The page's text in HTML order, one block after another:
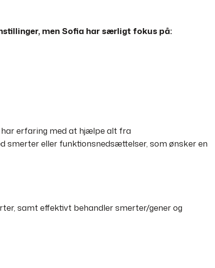
men Sofia har særligt fokus på:
erfaring med at hjælpe alt fra
smerter eller funktionsnedsættelser, som ønsker en
samt effektivt behandler smerter/gener og